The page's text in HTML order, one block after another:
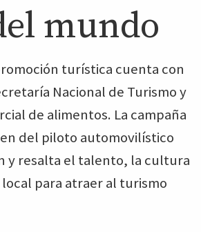
mundo
turística cuenta con
Nacional de Turismo y
de alimentos. La campaña
del piloto automovilístico
y resalta el talento, la cultura
para atraer al turismo